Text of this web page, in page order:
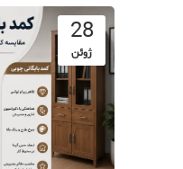
28
ژوئن